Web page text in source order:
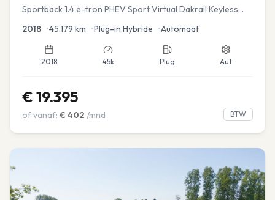
Sportback 1.4 e-tron PHEV Sport Virtual Dakrail Keyless
2018 •45.179 km •Plug-in Hybride •Automaat
2018 45k Plug Aut
€ 19.395
of vanaf: € 402 /mnd BTW